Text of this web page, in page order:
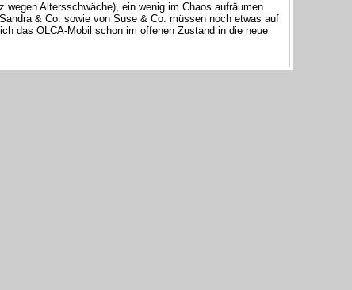
Altersschwäche), ein wenig im Chaos aufräumen
& Co. sowie von Suse & Co. müssen noch etwas auf
das OLCA-Mobil schon im offenen Zustand in die neue